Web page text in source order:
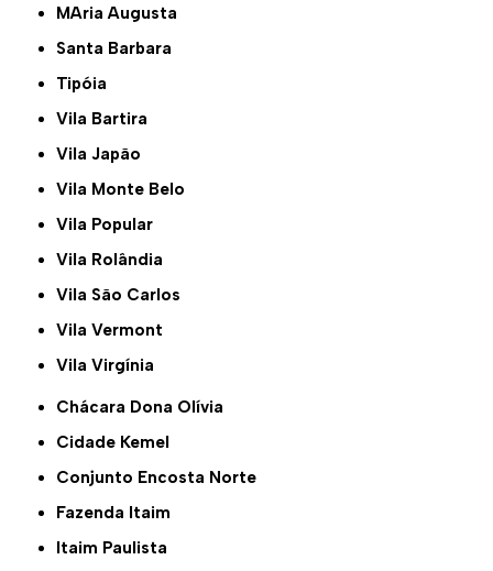
MAria Augusta
Santa Barbara
Tipóia
Vila Bartira
Vila Japão
Vila Monte Belo
Vila Popular
Vila Rolândia
Vila São Carlos
Vila Vermont
Vila Virgínia
Chácara Dona Olívia
Cidade Kemel
Conjunto Encosta Norte
Fazenda Itaim
Itaim Paulista